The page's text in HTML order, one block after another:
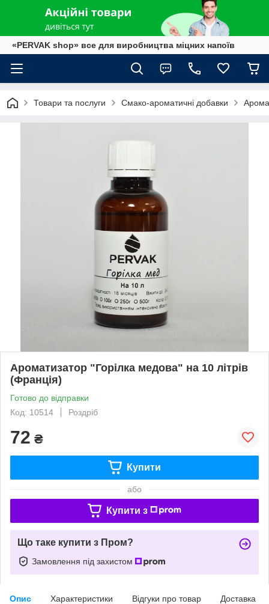
«PERVAK shop» все для виробництва міцних напоїв
Товари та послуги Смако-ароматичні добавки
Ароматизатор "Горілка медова" на 10 літрів
(Франція)
Готово до відправки
Код: 10514
Роздріб
72 ₴
Купити
або
Купити з
Що таке купити з Пром?
Замовлення під захистом
Опис Характеристики Відгуки про товар Доставка